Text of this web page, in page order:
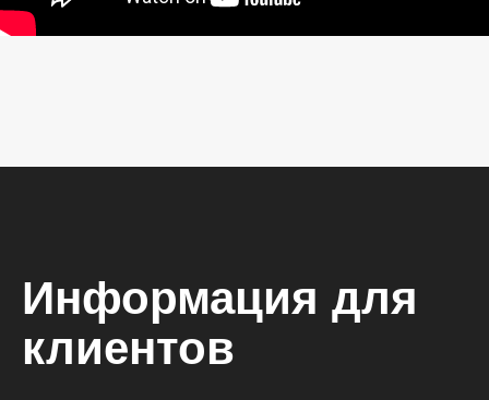
Информация для
клиентов